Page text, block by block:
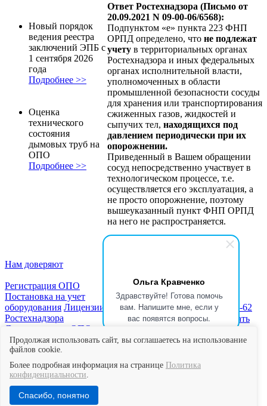
Ольга Кравченко
Здравствуйте! Готова помочь
вам. Напишите мне, если у
вас появятся вопросы.
Новый порядок
ведения реестра
заключений ЭПБ с
1 сентября 2026
года
Подробнее >>
Оценка
технического
состояния
дымовых труб на
ОПО
Подробнее >>
Ответ Ростехнадзора (Письмо от
20.09.2021 N 09-00-06/6568):
Подпунктом «е» пункта 223 ФНП
ОРПД определено, что не подлежат
учету в территориальных органах
Ростехнадзора и иных федеральных
органах исполнительной власти,
уполномоченных в области
промышленной безопасности сосуды
для хранения или транспортирования
сжиженных газов, жидкостей и
сыпучих тел, находящихся под
давлением периодически при их
опорожнении.
Приведенный в Вашем обращении
сосуд непосредственно участвует в
технологическом процессе, т.е.
осуществляется его эксплуатация, а
не просто опорожнение, поэтому
вышеуказанный пункт ФНП ОРПД
на него не распространяется.
Нам доверяют
Регистрация ОПО
Постановка на учет
оборудования Лицензии
Ростехнадзора
Документы для ОПО
Отчет о
производственном
контроле
Экспертиза
промышленной
безопасности
Новости Статьи
Скачать
документов Мы
+7 (999) 333-79-62
★★★★★
Читать
отзывы в Яндекс
Картах
© 2013–2026 «МТК Эксперт». Все права защищены.
Политика конфиденциальности
Продолжая использовать сайт, вы соглашаетесь на использование
файлов cookie.
Более подробная информация на странице Политика
конфиденциальности.
Спасибо, понятно